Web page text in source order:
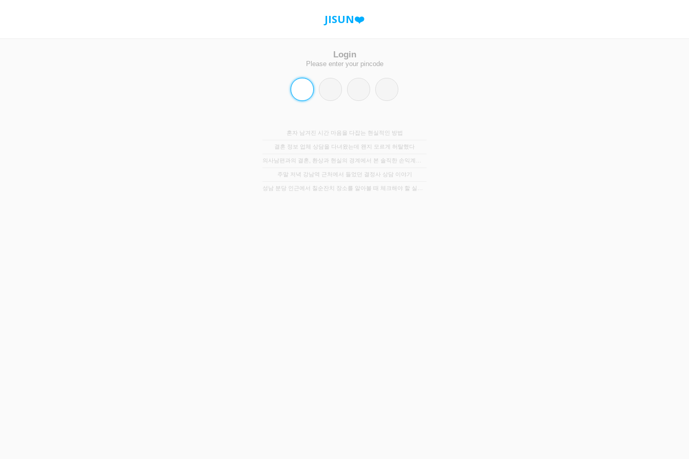
JISUN❤️
Login
Please enter your pincode
혼자 남겨진 시간 마음을 다잡는 현실적인 방법
결혼 정보 업체 상담을 다녀왔는데 왠지 모르게 허탈했다
주말 저녁 강남역 근처에서 들었던 결정사 상담 이야기